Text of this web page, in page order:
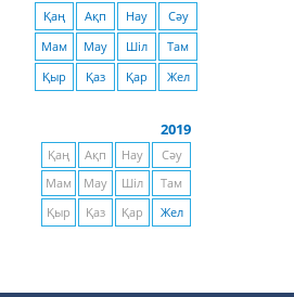
Қаң Ақп Нау
Сәу
Мам
Мау Шіл
Там
Қыр
Қаз Қар Жел
2019
Қаң Ақп Нау
Сәу
Мам
Мау Шіл
Там
Қыр
Қаз Қар Жел